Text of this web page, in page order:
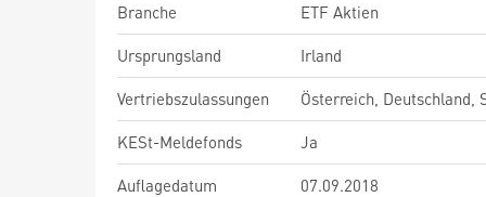
Branche
ETF Aktien
Ursprungsland
Irland
Vertriebszulassungen
Österreich, Deutschland,
KESt-Meldefonds
Ja
Auflagedatum
07.09.2018